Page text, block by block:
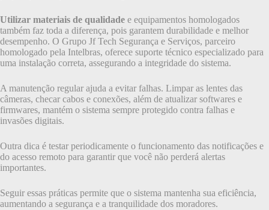
Utilizar materiais de qualidade e equipamentos homologados
também faz toda a diferença, pois garantem durabilidade e melhor
desempenho. O Grupo Jf Tech Segurança e Serviços, parceiro
homologado pela Intelbras, oferece suporte técnico especializado para
uma instalação correta, assegurando a integridade do sistema.
A manutenção regular ajuda a evitar falhas. Limpar as lentes das
câmeras, checar cabos e conexões, além de atualizar softwares e
firmwares, mantém o sistema sempre protegido contra falhas e
invasões digitais.
Outra dica é testar periodicamente o funcionamento das notificações e
do acesso remoto para garantir que você não perderá alertas
importantes.
Seguir essas práticas permite que o sistema mantenha sua eficiência,
aumentando a segurança e a tranquilidade dos moradores.